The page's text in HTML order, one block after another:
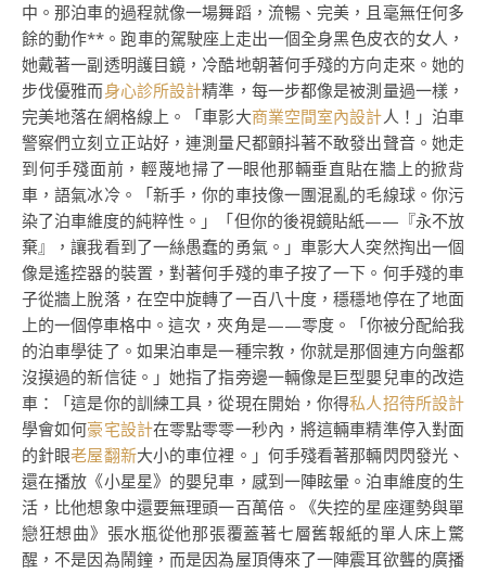
中。那泊車的過程就像一場舞蹈，流暢、完美，且毫無任何多
餘的動作**。跑車的駕駛座上走出一個全身黑色皮衣的女人，
她戴著一副透明護目鏡，冷酷地朝著何手殘的方向走來。她的
步伐優雅而身心診所設計精準，每一步都像是被測量過一樣，
完美地落在網格線上。「車影大商業空間室內設計人！」泊車
警察們立刻立正站好，連測量尺都顫抖著不敢發出聲音。她走
到何手殘面前，輕蔑地掃了一眼他那輛垂直貼在牆上的掀背
車，語氣冰冷。「新手，你的車技像一團混亂的毛線球。你污
染了泊車維度的純粹性。」「但你的後視鏡貼紙——『永不放
棄』，讓我看到了一絲愚蠢的勇氣。」車影大人突然掏出一個
像是遙控器的裝置，對著何手殘的車子按了一下。何手殘的車
子從牆上脫落，在空中旋轉了一百八十度，穩穩地停在了地面
上的一個停車格中。這次，夾角是——零度。「你被分配給我
的泊車學徒了。如果泊車是一種宗教，你就是那個連方向盤都
沒摸過的新信徒。」她指了指旁邊一輛像是巨型嬰兒車的改造
車：「這是你的訓練工具，從現在開始，你得私人招待所設計
學會如何豪宅設計在零點零零一秒內，將這輛車精準停入對面
的針眼老屋翻新大小的車位裡。」何手殘看著那輛閃閃發光、
還在播放《小星星》的嬰兒車，感到一陣眩暈。泊車維度的生
活，比他想象中還要無理頭一百萬倍。《失控的星座運勢與單
戀狂想曲》張水瓶從他那張覆蓋著七層舊報紙的單人床上驚
醒，不是因為鬧鐘，而是因為屋頂傳來了一陣震耳欲聾的廣播